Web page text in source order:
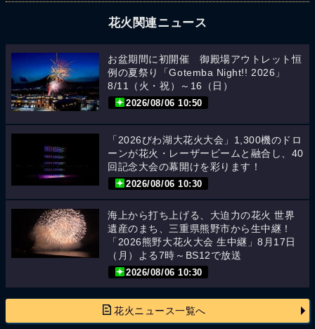
花火関連ニュース
お盆期間に初開催 御殿場アウトレット恒
例の夏祭り「Gotemba Night!! 2026」
8/11（火・祝）～16（日）
2026/08/06 10:50
「2026びわ湖大花火大会」1,300機のドロ
ーンが花火・レーザービームと融合し、40
回記念大会の幕開けを彩ります！
2026/08/06 10:30
海上から打ち上げる、大迫力の花火 世界
遺産のまち、三重県熊野市から生中継！
「2026熊野大花火大会 生中継」8月17日
（月）よる7時～BS12で放送
2026/08/06 10:30
花火ニュース一覧へ